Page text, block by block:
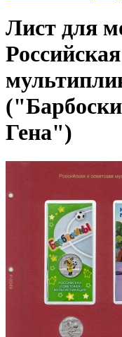
Лист для
Гена")